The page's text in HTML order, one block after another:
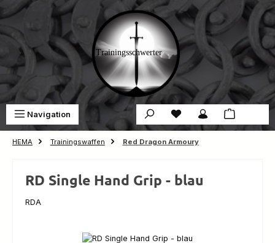
Zum Hauptinhalt springen
Navigation Du hast 0 Produkte auf
HEMA Trainingswaffen Red Dragon Armoury
RD Single Hand Grip - blau
RDA
Bildergalerie überspringen